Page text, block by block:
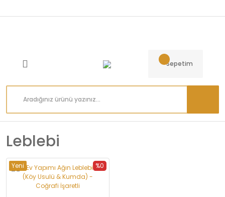
Sepetim
Leblebi
%0
Yeni